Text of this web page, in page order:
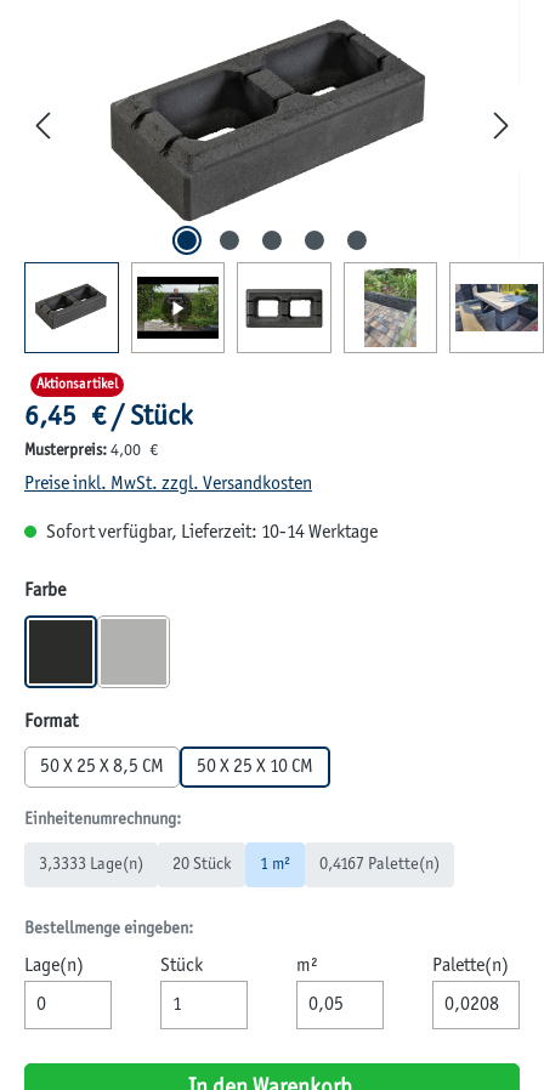
Aktionsartikel
Regulärer Preis:
6,45 € / Stück
Musterpreis: 4,00 €
Preise inkl. MwSt. zzgl. Versandkosten
Sofort verfügbar, Lieferzeit: 10-14 Werktage
Farbeauswählen
Formatauswählen
50 X 25 X 8,5 CM 50 X 25 X 10 CM
Einheitenumrechnung:
3,3333 Lage(n) 20 Stück 1 m² 0,4167 Palette(n)
Bestellmenge eingeben:
Lage(n) Stück m² Palette(n)